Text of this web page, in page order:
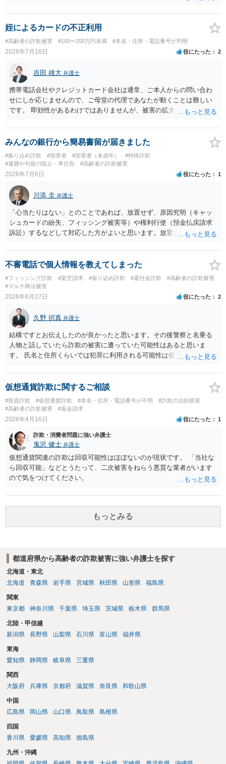
姪によるカードの不正利用
#高齢者の詐欺被害 #100〜200万円未満 #本名・住所・電話番号が判明
2026年7月16日 役にたった 2
吉田 雄大 弁護士
携帯電話会社やクレジットカード会社は通常、ご本人からの問い合わ
せにしか応じませんので、ご母堂の代理であなたが動くことは難しい
です。 即効性があるわけではありませんが、被害の拡大を防ぐため、
申立に繋がることをめざして、高齢者虐待（経済的虐待）事案とし
て、ご母堂の自宅の市町村役場に相談するのが正しいやり方になりま
みんなの銀行から簡易書留が届きました
#振り込め詐欺 #加害者 #加害者（未成年）
#特殊詐欺
#逮捕や勾留の阻止・準抗告
#高齢者の詐欺被害
2026年7月6日 役にたった 1
川添 圭 弁護士
「心当たりはない」とのことであれば、放置せず、原因究明（キャッ
シュカードの紛失、フィッシング被害等）や権利行使（預金払戻請求
訴訟）するなどして対応した方がよいと思います。放置すると詐欺利
なくなったりして生活に重大なダメージを受けることになります。弁
護士へ相談・依頼して進めるのがベターです。
不審電話で個人情報を教えてしまった
#フィッシング詐欺 #架空請求 #振り込め詐欺 #還付金詐欺
#高齢者の詐欺被害
#マルチ商法被害
2026年6月27日 役にたった 2
久野 択真 弁護士
結構ですとお伝えしたのが良かったと思います。その後警察と名乗る
人物と話していたら詐欺の被害に遭っていた可能性はあると思いま
す。 氏名と住所くらいでは犯罪に利用される可能性は低いと思います
来事を伝えておくのが良いと思います。 ご参考までに。
仮想通貨詐欺に関するご相談
#投資詐欺 #仮想通貨詐欺 #本名・住所・電話番号が不明
#詐欺の法的措置
#高齢者の詐欺被害
#返金請求
2026年4月16日 役にたった 1
詐欺・消費者問題に強い弁護士
鬼沢 健士 弁護士
仮想通貨関連の詐欺は回収可能性はほぼないのが現状です。 「当社な
ら回収可能」などとうたって、二次被害をねらう悪質な業者がいます
ので気をつけてください。
もっとみる
都道府県から高齢者の詐欺被害に強い弁護士を探す
北海道・東北
北海道
青森県 岩手県 宮城県 秋田県 山形県 福島県
関東
東京都
神奈川県 千葉県 埼玉県 茨城県 栃木県 群馬県
北陸・甲信越
新潟県
長野県 山梨県 石川県 富山県 福井県
東海
愛知県
静岡県 岐阜県 三重県
関西
大阪府
兵庫県 京都府 滋賀県 奈良県 和歌山県
中国
広島県
岡山県 山口県 鳥取県 島根県
四国
香川県
愛媛県 高知県 徳島県
九州・沖縄